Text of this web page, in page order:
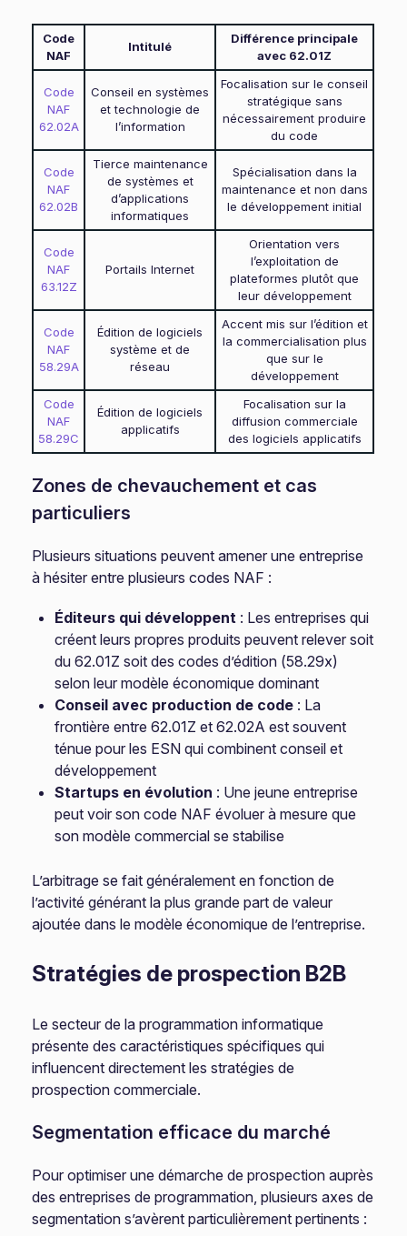
Code
NAF
Intitulé
Différence principale
avec 62.01Z
Code
NAF
62.02A
Conseil en systèmes
et technologie de
l’information
Focalisation sur le conseil
stratégique sans
nécessairement produire
du code
Code
NAF
62.02B
Tierce maintenance
de systèmes et
d’applications
informatiques
Spécialisation dans la
maintenance et non dans
le développement initial
Code
NAF
63.12Z
Portails Internet
Orientation vers
l’exploitation de
plateformes plutôt que
leur développement
Code
NAF
58.29A
Édition de logiciels
système et de
réseau
Accent mis sur l’édition et
la commercialisation plus
que sur le
développement
Code
NAF
58.29C
Édition de logiciels
applicatifs
Focalisation sur la
diffusion commerciale
des logiciels applicatifs
Zones de chevauchement et cas
particuliers
Plusieurs situations peuvent amener une entreprise
à hésiter entre plusieurs codes NAF :
Éditeurs qui développent : Les entreprises qui
créent leurs propres produits peuvent relever soit
du 62.01Z soit des codes d’édition (58.29x)
selon leur modèle économique dominant
Conseil avec production de code : La
frontière entre 62.01Z et 62.02A est souvent
ténue pour les ESN qui combinent conseil et
développement
Startups en évolution : Une jeune entreprise
peut voir son code NAF évoluer à mesure que
son modèle commercial se stabilise
L’arbitrage se fait généralement en fonction de
l’activité générant la plus grande part de valeur
ajoutée dans le modèle économique de l’entreprise.
Stratégies de prospection B2B
Le secteur de la programmation informatique
présente des caractéristiques spécifiques qui
influencent directement les stratégies de
prospection commerciale.
Segmentation efficace du marché
Pour optimiser une démarche de prospection auprès
des entreprises de programmation, plusieurs axes de
segmentation s’avèrent particulièrement pertinents :